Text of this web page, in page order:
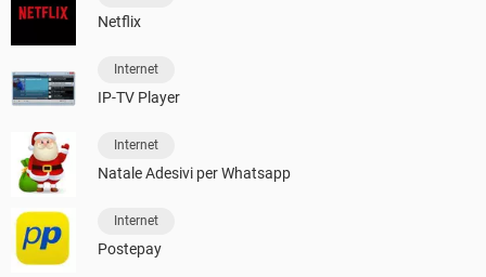
Netflix
Internet
IP-TV Player
Internet
Natale Adesivi per Whatsapp
Internet
Postepay